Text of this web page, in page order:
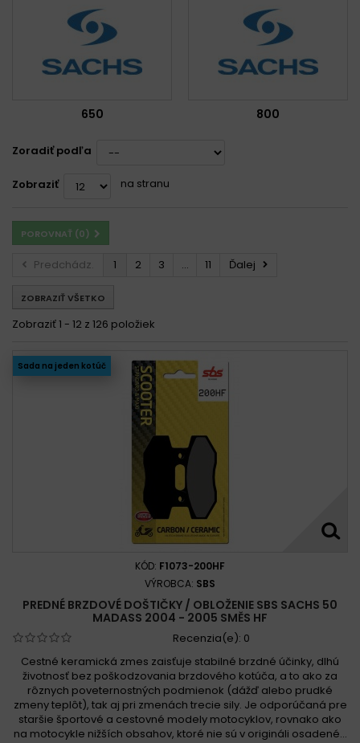
650 800
Zoradiť podľa
Zobraziť na stranu
POROVNAŤ (0)
Predchádz. 1 2 3 ... 11 Ďalej
ZOBRAZIŤ VŠETKO
Zobraziť 1 - 12 z 126 položiek
Sada na jeden kotúč
KÓD: F1073-200HF
VÝROBCA: SBS
PREDNÉ BRZDOVÉ DOŠTIČKY / OBLOŽENIE SBS SACHS 50
MADASS 2004 - 2005 SMĚS HF
Recenzia(e): 0
Cestné keramická zmes zaisťuje stabilné brzdné účinky, dlhú
životnosť bez poškodzovania brzdového kotúča, a to ako za
rôznych poveternostných podmienok (dážď alebo prudké
zmeny teplôt), tak aj pri zmenách trecie sily. Je odporúčaná pre
staršie športové a cestovné modely motocyklov, rovnako ako
na motocykle nižších obsahov, ktoré nie sú v origináli osadené...